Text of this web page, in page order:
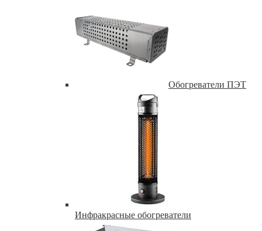
Обогреватели ПЭТ
Инфракрасные обогреватели